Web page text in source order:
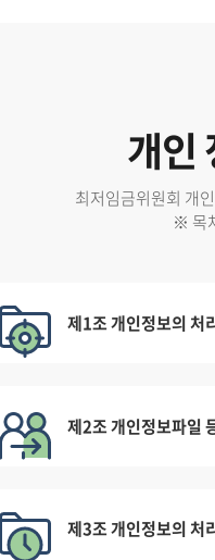
개인
최저임금위원회 개
※ 목
제1조 개인정보의 처
제2조 개인정보파일
제3조 개인정보의 처